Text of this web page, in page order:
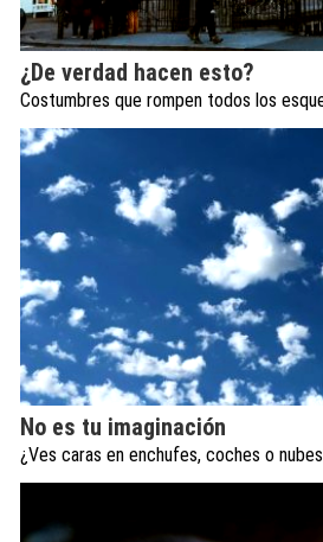
¿De verdad hacen esto?
Costumbres que rompen todos los
No es tu imaginación
¿Ves caras en enchufes, coches o